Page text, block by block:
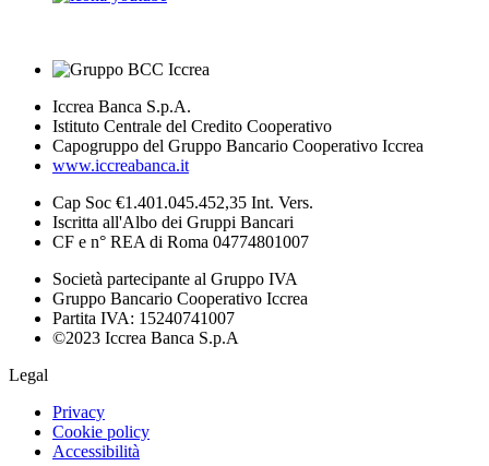
Iccrea Banca S.p.A.
Istituto Centrale del Credito Cooperativo
Capogruppo del Gruppo Bancario Cooperativo Iccrea
www.iccreabanca.it
Cap Soc €1.401.045.452,35 Int. Vers.
Iscritta all'Albo dei Gruppi Bancari
CF e n° REA di Roma 04774801007
Società partecipante al Gruppo IVA
Gruppo Bancario Cooperativo Iccrea
Partita IVA: 15240741007
©2023 Iccrea Banca S.p.A
Legal
Privacy
Cookie policy
Accessibilità